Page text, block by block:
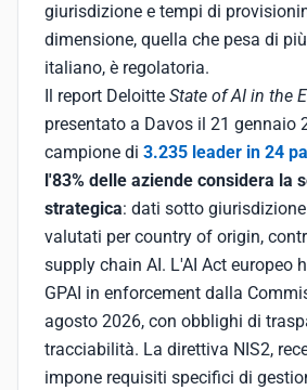
giurisdizione e tempi di
dimensione, quella che pesa di
italiano, è regolatoria.
Il report Deloitte State of AI in the
presentato a Davos il 21 gennaio
campione di 3.235 leader in 24
l'83% delle aziende considera la
strategica: dati sotto
valutati per country of origin,
supply chain AI. L'AI Act europeo
GPAI in enforcement dalla
agosto 2026, con obblighi di
tracciabilità. La direttiva NIS2,
impone requisiti specifici di